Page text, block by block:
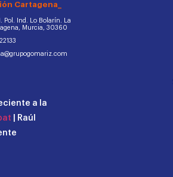
Cartagena_
Pol. Ind. Lo Bolarín. La
Murcia, 30360
a la
| Raúl